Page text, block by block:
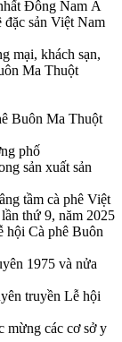
Đông Nam Á
đặc sản Việt Nam
mại, khách sạn,
Ma Thuột
Buôn Ma Thuột
phố
sản xuất sản
tầm cà phê Việt
thứ 9, năm 2025
Cà phê Buôn
1975 và nửa
truyền Lễ hội
mừng các cơ sở y